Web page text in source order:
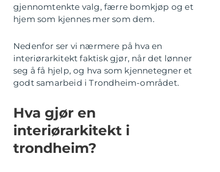
gjennomtenkte valg, færre bomkjøp og et
hjem som kjennes mer som dem.
Nedenfor ser vi nærmere på hva en
interiørarkitekt faktisk gjør, når det lønner
seg å få hjelp, og hva som kjennetegner et
godt samarbeid i Trondheim-området.
Hva gjør en
interiørarkitekt i
trondheim?